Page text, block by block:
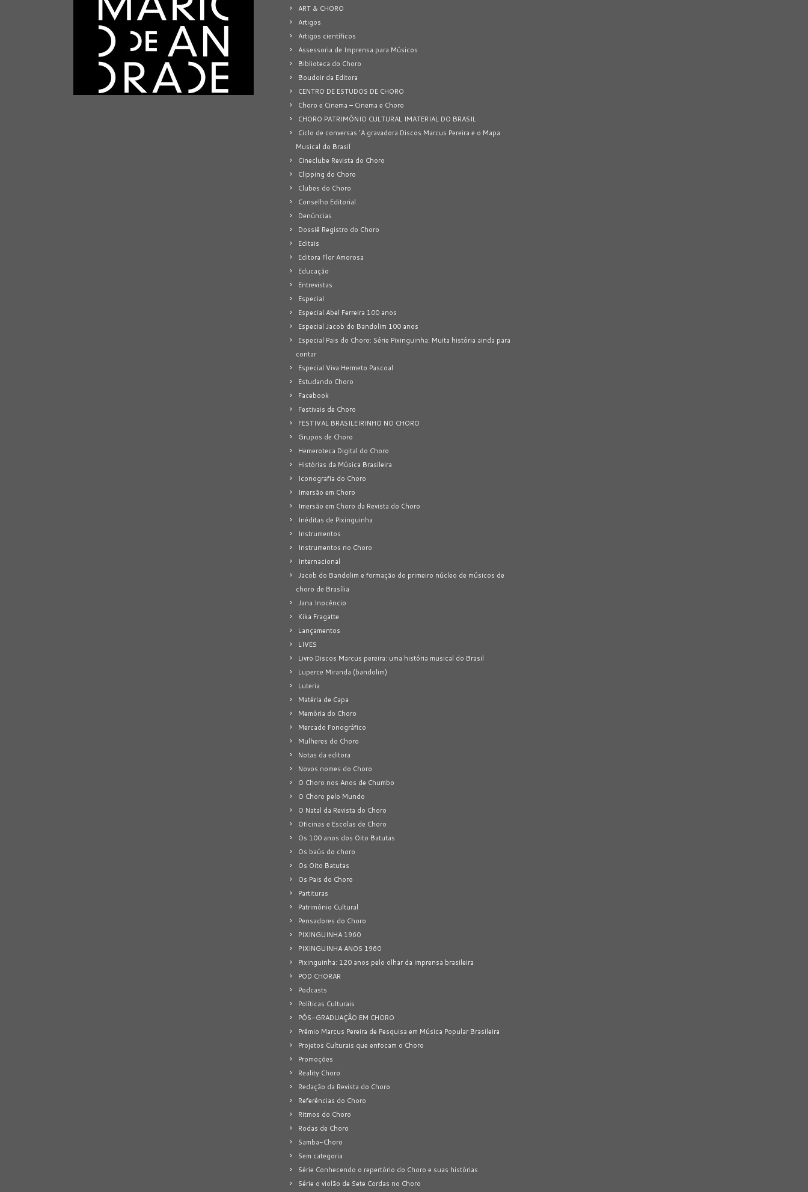
ART & CHORO
Artigos
Artigos científicos
Assessoria de Imprensa para Músicos
Biblioteca do Choro
Boudoir da Editora
CENTRO DE ESTUDOS DE CHORO
Choro e Cinema – Cinema e Choro
CHORO PATRIMÔNIO CULTURAL IMATERIAL DO BRASIL
Ciclo de conversas 'A gravadora Discos Marcus Pereira e o Mapa
Musical do Brasil
Cineclube Revista do Choro
Clipping do Choro
Clubes do Choro
Conselho Editorial
Denúncias
Dossiê Registro do Choro
Editais
Editora Flor Amorosa
Educação
Entrevistas
Especial
Especial Abel Ferreira 100 anos
Especial Jacob do Bandolim 100 anos
Especial Pais do Choro: Série Pixinguinha: Muita história ainda para
contar
Especial Viva Hermeto Pascoal
Estudando Choro
Facebook
Festivais de Choro
FESTIVAL BRASILEIRINHO NO CHORO
Grupos de Choro
Hemeroteca Digital do Choro
Histórias da Música Brasileira
Iconografia do Choro
Imersão em Choro
Imersão em Choro da Revista do Choro
Inéditas de Pixinguinha
Instrumentos
Instrumentos no Choro
Internacional
Jacob do Bandolim e formação do primeiro núcleo de músicos de
choro de Brasília
Jana Inocêncio
Kika Fragatte
Lançamentos
LIVES
Livro Discos Marcus pereira: uma história musical do Brasil
Luperce Miranda (bandolim)
Luteria
Matéria de Capa
Memória do Choro
Mercado Fonográfico
Mulheres do Choro
Notas da editora
Novos nomes do Choro
O Choro nos Anos de Chumbo
O Choro pelo Mundo
O Natal da Revista do Choro
Oficinas e Escolas de Choro
Os 100 anos dos Oito Batutas
Os baús do choro
Os Oito Batutas
Os Pais do Choro
Partituras
Patrimônio Cultural
Pensadores do Choro
PIXINGUINHA 1960
PIXINGUINHA ANOS 1960
Pixinguinha: 120 anos pelo olhar da imprensa brasileira
POD CHORAR
Podcasts
Políticas Culturais
PÓS-GRADUAÇÃO EM CHORO
Prêmio Marcus Pereira de Pesquisa em Música Popular Brasileira
Projetos Culturais que enfocam o Choro
Promoções
Reality Choro
Redação da Revista do Choro
Referências do Choro
Ritmos do Choro
Rodas de Choro
Samba-Choro
Sem categoria
Série Conhecendo o repertório do Choro e suas histórias
Série o violão de Sete Cordas no Choro